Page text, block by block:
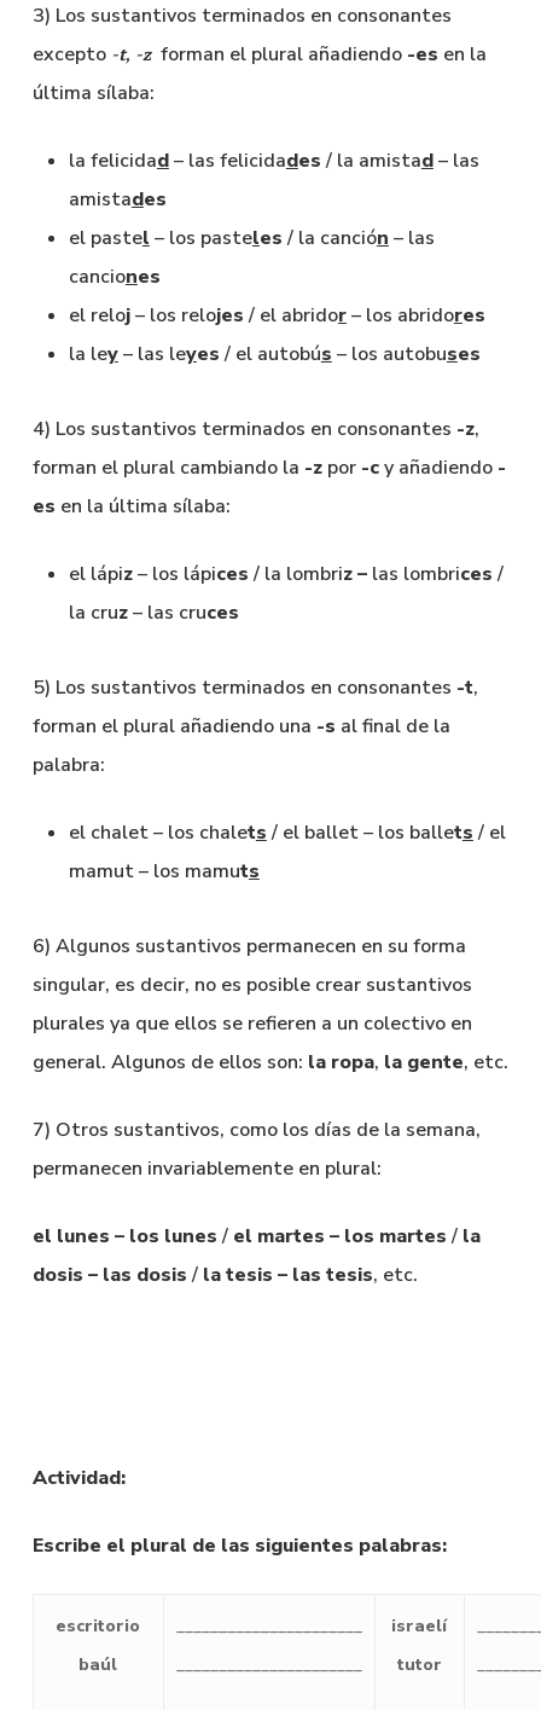
3) Los sustantivos terminados en consonantes
excepto -t, -z forman el plural añadiendo -es en la
última sílaba:
la felicidad– las felicidades/ la amistad– las
amistades
el pastel – los pasteles/ la canción – las
canciones
el reloj– los relojes/ el abridor– los abridores
la ley– las leyes/ el autobús – los autobuses
4) Los sustantivos terminados en consonantes -z,
forman el plural cambiando la -zpor -cy añadiendo -
es en la última sílaba:
el lápiz– los lápices/ la lombriz – las lombrices/
la cruz– las cruces
5) Los sustantivos terminados en consonantes -t,
forman el plural añadiendo una -s al final de la
palabra:
el chalet – los chalets/ el ballet – los ballets/ el
mamut – los mamuts
6) Algunos sustantivos permanecen en su forma
singular, es decir, no es posible crear sustantivos
plurales ya que ellos se refieren a un colectivo en
general. Algunos de ellos son: la ropa, la gente, etc.
7) Otros sustantivos, como los días de la semana,
permanecen invariablemente en plural:
el lunes – los lunes/ el martes – los martes/ la
dosis – las dosis/ la tesis – las tesis, etc.
Actividad:
Escribe el plural de las siguientes palabras:
escritorio
baúl
______________________
______________________
israelí
tutor